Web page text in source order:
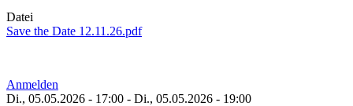
Datei
Save the Date 12.11.26.pdf
Anmelden
Di., 05.05.2026 - 17:00 - Di., 05.05.2026 - 19:00